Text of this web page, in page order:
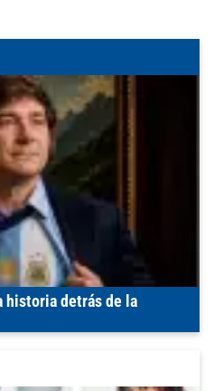
historia detrás de la